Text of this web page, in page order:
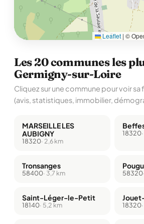
Leaflet | ©
Les 20 communes les
Germigny-sur-Loire
Cliquez sur une commune pour voir
(avis, statistiques, immobilier,
MARSEILLE LES
AUBIGNY
18320· 2,6 km
18320
Tronsanges
58400· 3,7 km 58320
Saint-Léger-le-Petit
18140· 5,2 km 18320